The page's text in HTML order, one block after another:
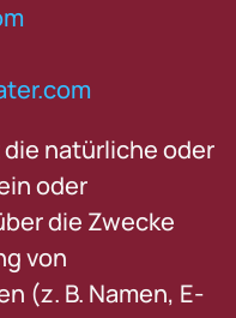
natürliche oder
oder
die Zwecke
von
(z. B. Namen, E-